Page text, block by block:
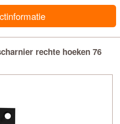
rechte hoeken 76